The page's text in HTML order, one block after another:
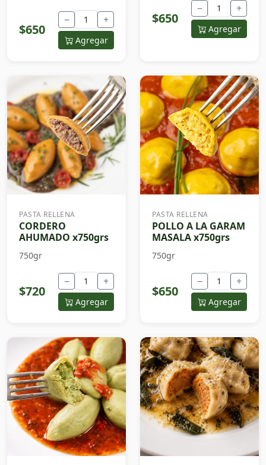
$650
− +
Agregar
$650
− +
Agregar
PASTA RELLENA
CORDERO
AHUMADO x750grs
750gr
$720
− +
Agregar
PASTA RELLENA
POLLO A LA GARAM
MASALA x750grs
750gr
$650
− +
Agregar